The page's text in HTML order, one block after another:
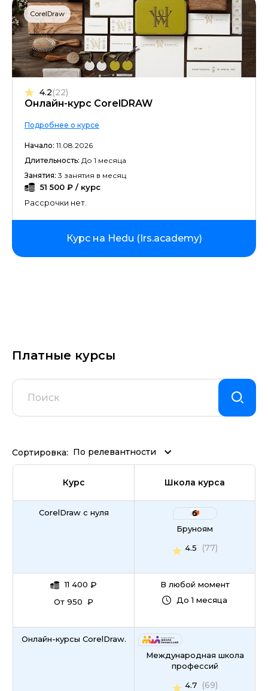
CorelDraw
Онлайн-курс CorelDRAW
4.2(22)
Подробнее о курсе
Начало: 11.08.2026
Длительность: До 1 месяца
Занятия: 3 занятия в месяц
51 500 ₽ / курс
Рассрочки нет.
Курс на Hedu (Irs.academy)
Платные курсы
Сортировка: По релевантности
Курс Школа курса
CorelDraw с нуля
11 400 ₽
От 950 ₽
Бруноям
4.5
(77)
В любой момент
До 1 месяца
Онлайн-курсы CorelDraw.
Международная школа
профессий
4.7
(69)